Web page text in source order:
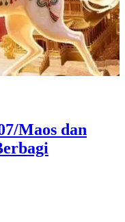
Maos dan